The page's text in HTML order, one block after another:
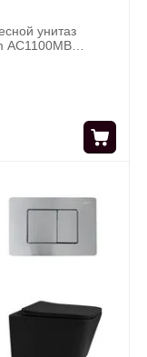
унитаз
AC1100MB
с инсталляцией
AC0120MB